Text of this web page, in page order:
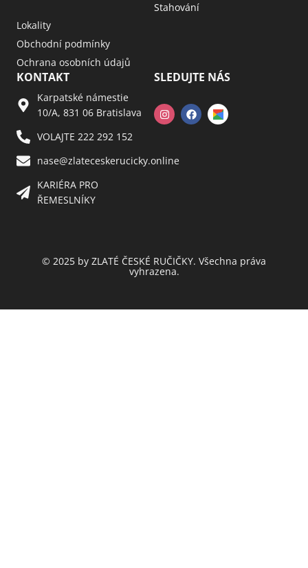
Lokality
Obchodní podmínky
Ochrana osobních údajů
Stahování
KONTAKT
Karpatské námestie
10/A, 831 06 Bratislava
VOLAJTE 222 292 152
nase@zlateceskerucicky.online
KARIÉRA PRO
ŘEMESLNÍKY
SLEDUJTE NÁS
© 2025 by ZLATÉ ČESKÉ RUČIČKY. Všechna práva
vyhrazena.